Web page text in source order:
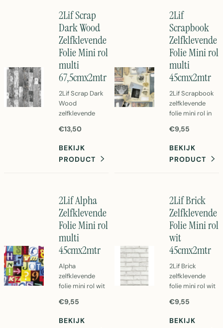
Perfect voor
meubels en
interieur.
wanden.
2Lif Scrap
Dark Wood
Zelfklevende
Folie Mini rol
multi
67,5cmx2mtr
2Lif Scrap Dark
Wood
zelfklevende
67,5cm x 2mtr.
decorfolie voor
meubels en
zelfklevende
folie.
€13,50
BEKIJK
PRODUCT
2Lif
Scrapbook
Zelfklevende
Folie Mini rol
multi
45cmx2mtr
2Lif Scrapbook
zelfklevende
folie mini rol in
45cm x 2 meter
voor creatieve
projecten en
€9,55
BEKIJK
PRODUCT
2Lif Alpha
Zelfklevende
Folie Mini rol
multi
45cmx2mtr
Alpha
zelfklevende
folie mini rol wit
PVC-folie voor
bescherming.
€9,55
BEKIJK
2Lif Brick
Zelfklevende
Folie Mini rol
wit
45cmx2mtr
2Lif Brick
zelfklevende
folie mini rol wit
PVC folie voor
en
€9,55
BEKIJK